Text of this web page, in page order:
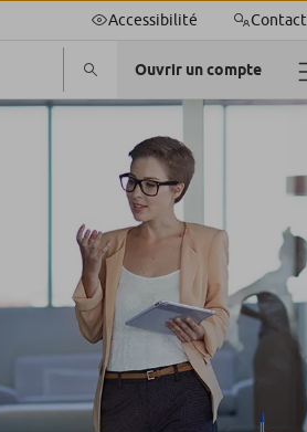
Accessibilité Contact
Ouvrir un compte